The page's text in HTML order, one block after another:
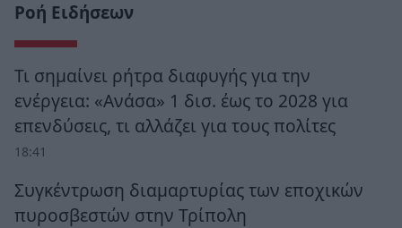
Ροή Ειδήσεων
Τι σημαίνει ρήτρα διαφυγής για την
ενέργεια: «Ανάσα» 1 δισ. έως το 2028 για
επενδύσεις, τι αλλάζει για τους πολίτες
18:41
Συγκέντρωση διαμαρτυρίας των εποχικών
πυροσβεστών στην Τρίπολη